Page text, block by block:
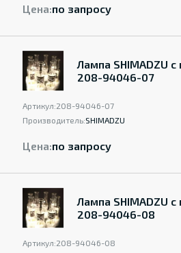
Цена:по запросу
Лампа SHIMADZU
208-94046-07
Артикул:208-94046-07
Производитель:SHIMADZU
Цена:по запросу
Лампа SHIMADZU
208-94046-08
Артикул:208-94046-08